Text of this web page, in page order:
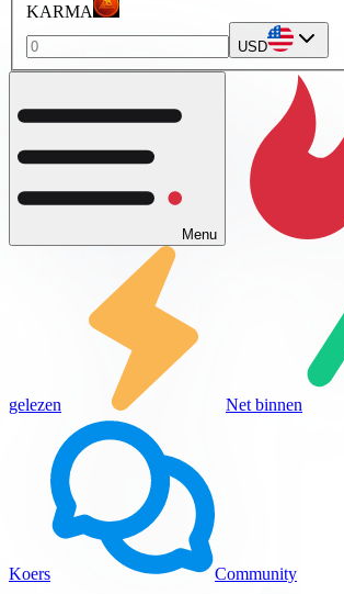
KARMA
USD
Menu
gelezen Net binnen
Koers Community